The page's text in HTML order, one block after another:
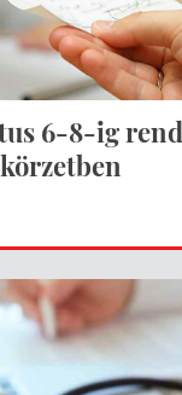
6-8-ig